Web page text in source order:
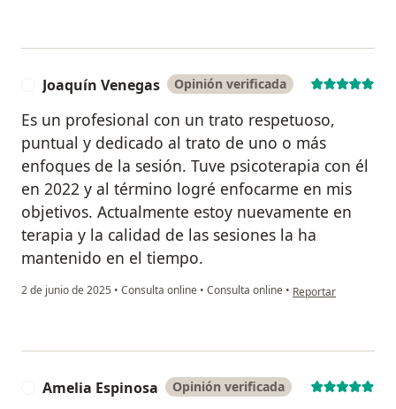
Joaquín Venegas Opinión verificada
Es un profesional con un trato respetuoso,
puntual y dedicado al trato de uno o más
enfoques de la sesión. Tuve psicoterapia con él
en 2022 y al término logré enfocarme en mis
objetivos. Actualmente estoy nuevamente en
terapia y la calidad de las sesiones la ha
mantenido en el tiempo.
2 de junio de 2025 • Consulta online • Consulta online • en opinión del
Reportar
Amelia Espinosa Opinión verificada